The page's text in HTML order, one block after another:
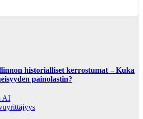
historialliset kerrostumat – Kuka
painolastin?
AI